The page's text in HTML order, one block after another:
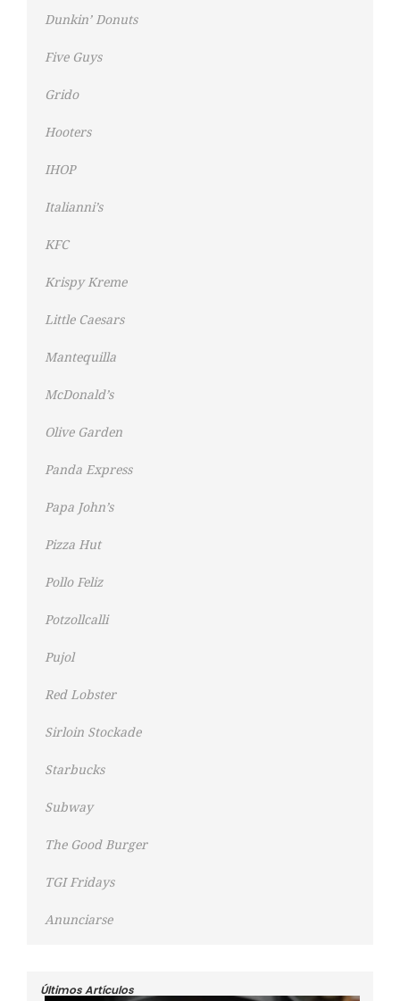
Dunkin’ Donuts
Five Guys
Grido
Hooters
IHOP
Italianni’s
KFC
Krispy Kreme
Little Caesars
Mantequilla
McDonald’s
Olive Garden
Panda Express
Papa John’s
Pizza Hut
Pollo Feliz
Potzollcalli
Pujol
Red Lobster
Sirloin Stockade
Starbucks
Subway
The Good Burger
TGI Fridays
Anunciarse
Últimos Artículos